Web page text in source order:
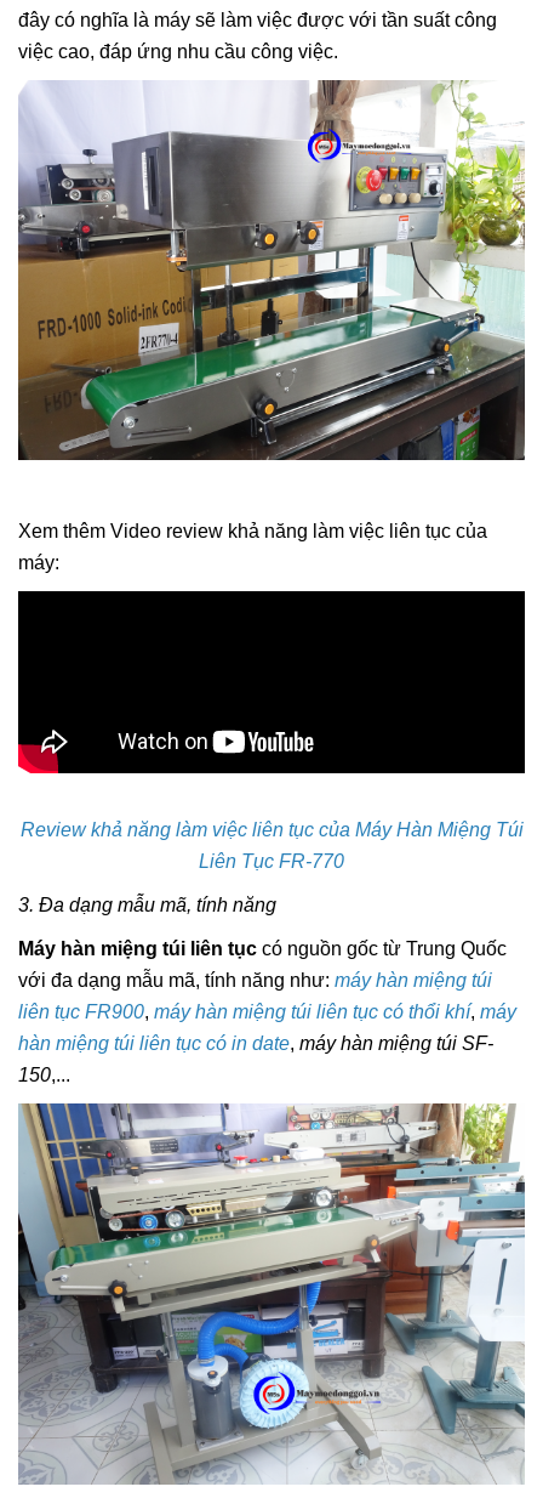
đây có nghĩa là máy sẽ làm việc được với tần suất công
việc cao, đáp ứng nhu cầu công việc.
Xem thêm Video review khả năng làm việc liên tục của
máy:
Review khả năng làm việc liên tục của Máy Hàn Miệng Túi
Liên Tục FR-770
3. Đa dạng mẫu mã, tính năng
Máy hàn miệng túi liên tục có nguồn gốc từ Trung Quốc
với đa dạng mẫu mã, tính năng như: máy hàn miệng túi
liên tục FR900, máy hàn miệng túi liên tục có thổi khí, máy
hàn miệng túi liên tục có in date, máy hàn miệng túi SF-
150,...